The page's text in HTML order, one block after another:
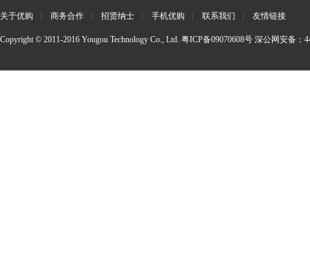
关于优购 商务合作 招贤纳士 手机优购 联系我们 友情链接
Copyright © 2011-2016 Yougou Technology Co., Ltd. 粤ICP备09070608号 深公网安备：